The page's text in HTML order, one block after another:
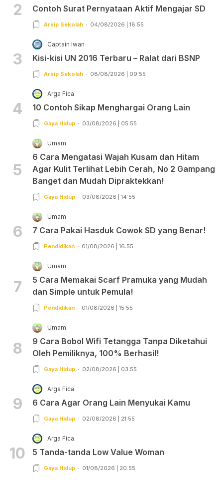
2 Contoh Surat Pernyataan Aktif Mengajar SD
Arsip Sekolah 04/08/2026 | 18:55
3
Captain Iwan
Kisi-kisi UN 2016 Terbaru – Ralat dari BSNP
Arsip Sekolah 08/08/2026 | 09:55
4
Arga Fica
10 Contoh Sikap Menghargai Orang Lain
Gaya Hidup 03/08/2026 | 05:55
5
Umam
6 Cara Mengatasi Wajah Kusam dan Hitam
Agar Kulit Terlihat Lebih Cerah, No 2 Gampang
Banget dan Mudah Dipraktekkan!
Gaya Hidup 03/08/2026 | 14:55
6
Umam
7 Cara Pakai Hasduk Cowok SD yang Benar!
Pendidikan 01/08/2026 | 16:55
7
Umam
5 Cara Memakai Scarf Pramuka yang Mudah
dan Simple untuk Pemula!
Pendidikan 01/08/2026 | 15:55
8
Umam
9 Cara Bobol Wifi Tetangga Tanpa Diketahui
Oleh Pemiliknya, 100% Berhasil!
Gaya Hidup 02/08/2026 | 03:55
9
Arga Fica
6 Cara Agar Orang Lain Menyukai Kamu
Gaya Hidup 02/08/2026 | 21:55
10
Arga Fica
5 Tanda-tanda Low Value Woman
Gaya Hidup 01/08/2026 | 20:55